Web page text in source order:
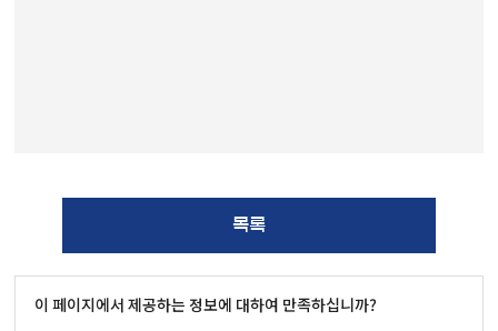
목록
이 페이지에서 제공하는 정보에 대하여 만족하십니까?